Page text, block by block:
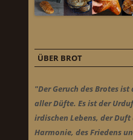
ÜBER BROT
"Der Geruch des Brotes ist
aller Düfte. Es ist der
irdischen Lebens, der Duft
Harmonie, des Friedens